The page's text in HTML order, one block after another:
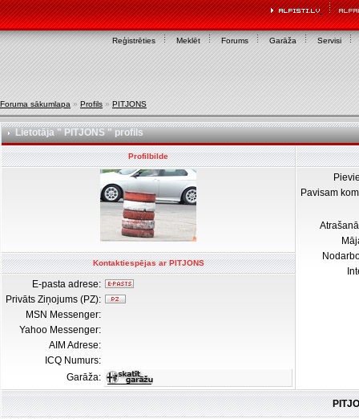
Reģistrēties Meklēt Forums Garāža Servisi
Foruma sākumlapa » Profils » PITJONS
Lietotāja " PITJONS " profils
Profilbilde
Pavisam
Kontaktiespējas ar PITJONS
E-pasta adrese:
Privāts Ziņojums (PZ):
MSN Messenger:
Yahoo Messenger:
AIM Adrese:
ICQ Numurs:
Garāža: